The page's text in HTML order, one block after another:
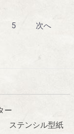
5 次へ
ー
ステンシル型紙